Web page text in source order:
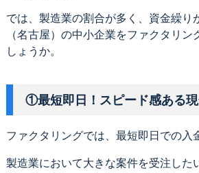
では、製造業の割合が多く、資金繰り
（名古屋）の中小企業をファクタリン
しょうか。
①最短即日！スピード感ある
ファクタリングでは、最短即日での入
製造業において大きな案件を受注した